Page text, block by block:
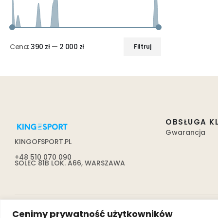
Cenimy prywatność użytkowników
Filtruj
Cena:390 zł— 2 000 zł
KINGOFSPORT.PL
+48 510 070 090
SOLEC 81B LOK. A66, WARSZAWA
OBSŁUGA
Gwarancja